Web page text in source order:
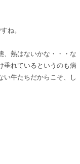
ね。
、熱はないかな・・・な
垂れているというのも病
い牛たちだからこそ、し